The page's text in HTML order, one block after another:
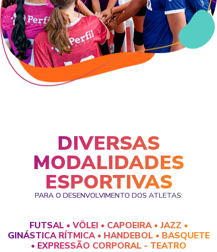
DIVERSAS
MODALIDADES
ESPORTIVAS
PARA O DESENVOLVIMENTO DOS ATLETAS:
FUTSAL • VÔLEI • CAPOEIRA • JAZZ •
GINÁSTICA RÍTMICA • HANDEBOL • BASQUETE
• EXPRESSÃO CORPORAL - TEATRO